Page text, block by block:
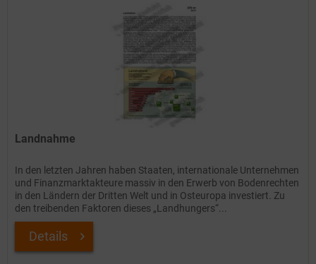
Landnahme
In den letzten Jahren haben Staaten, internationale Unternehmen
und Finanzmarktakteure massiv in den Erwerb von Bodenrechten
in den Ländern der Dritten Welt und in Osteuropa investiert. Zu
den treibenden Faktoren dieses „Landhungers“...
Details